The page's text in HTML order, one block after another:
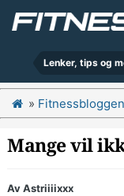
» Fitnessbloggen
Mange vil
AvAstriiiixxx